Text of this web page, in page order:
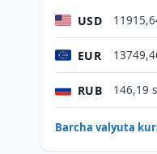
USD
EUR
RUB 146,19
Barcha valyuta